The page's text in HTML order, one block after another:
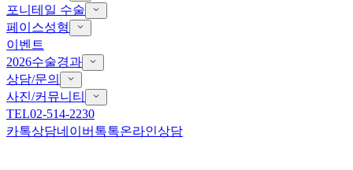
포니테일 수술
페이스성형
이벤트
2026수술경과
상담/문의
사진/커뮤니티
TEL02-514-2230
카톡상담네이버톡톡온라인상담